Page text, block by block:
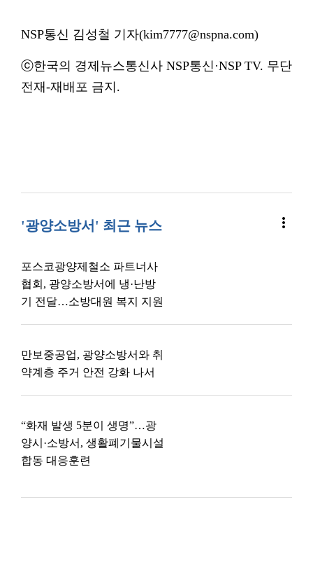
NSP통신 김성철 기자(kim7777@nspna.com)
ⓒ한국의 경제뉴스통신사 NSP통신·NSP TV. 무단
전재-재배포 금지.
'광양소방서' 최근 뉴스 more_vert
포스코광양제철소 파트너사
협회, 광양소방서에 냉·난방
기 전달…소방대원 복지 지원
만보중공업, 광양소방서와 취
약계층 주거 안전 강화 나서
“화재 발생 5분이 생명”…광
양시·소방서, 생활폐기물시설
합동 대응훈련